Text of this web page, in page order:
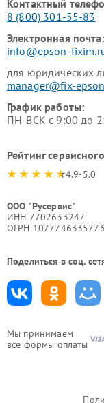
Мы принимаем
все формы оплаты
Контактный
8 (800) 301-55-83
Электронная почта:
info@epson-
для юридических
manager@fix-
График работы:
ПН-ВСК с 9:00 до
Рейтинг
4.9-5.0
ООО "Русервис"
ИНН 7702633247
ОГРН 1077746335776
Поделиться в соц.